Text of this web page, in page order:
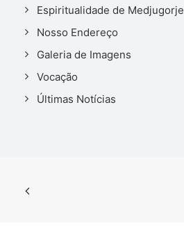
Espiritualidade de Medjugorje
Nosso Endereço
Galeria de Imagens
Vocação
Últimas Notícias